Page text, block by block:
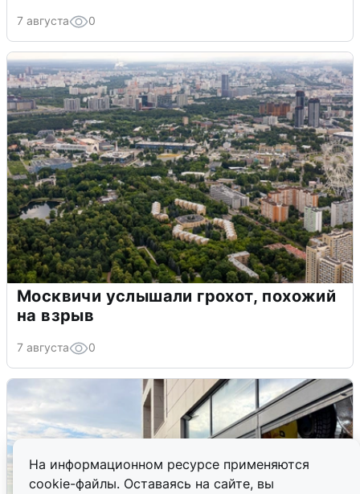
На информационном ресурсе применяются
cookie-файлы. Оставаясь на сайте, вы
7 августа 0
Москвичи услышали грохот, похожий
на взрыв
7 августа 0